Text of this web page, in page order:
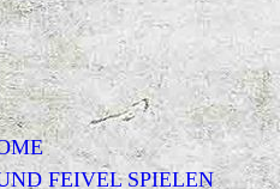
FEIVEL SPIELEN